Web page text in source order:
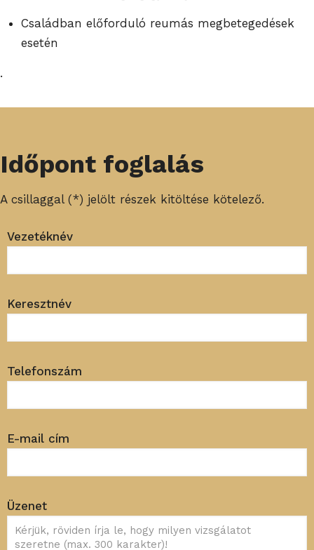
Családban előforduló reumás megbetegedések
esetén
.
Időpont foglalás
A csillaggal (*) jelölt részek kitöltése kötelező.
Vezetéknév
Keresztnév
Telefonszám
E-mail cím
Üzenet